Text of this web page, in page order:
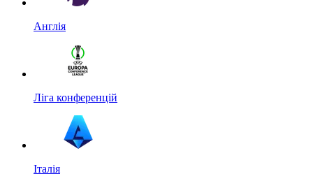
Англія
Ліга конференцій
Італія